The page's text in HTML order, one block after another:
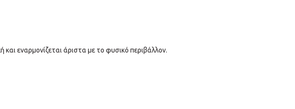
εναρμονίζεται άριστα με το φυσικό περιβάλλον.